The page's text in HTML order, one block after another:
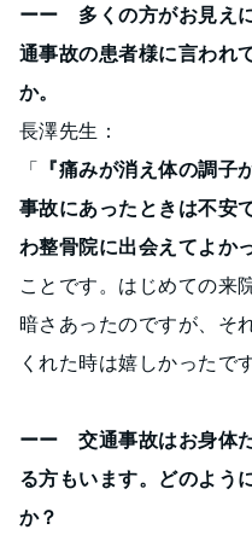
ーー 多くの方がお見え
通事故の患者様に言われ
か。
長澤先生：
「 『痛みが消え体の調子
事故にあったときは不安
わ整骨院に出会えてよか
ことです。はじめての来
暗さあったのですが、そ
くれた時は嬉しかったです
ーー 交通事故はお身体
る方もいます。どのよう
か？